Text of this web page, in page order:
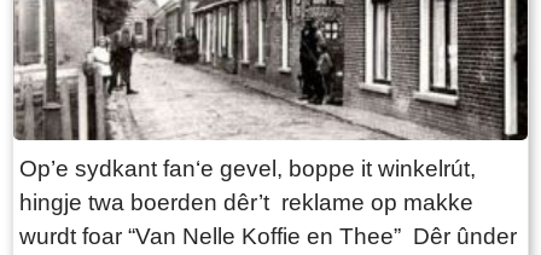
Op’e sydkant fan‘e gevel, boppe it winkelrút,
hingje twa boerden dêr’t reklame op makke
wurdt foar “Van Nelle Koffie en Thee” Dêr ûnder